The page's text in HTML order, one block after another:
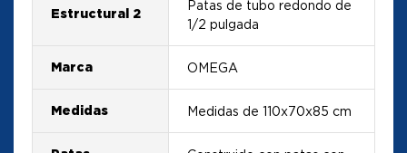
Estructural 2
Patas de tubo redondo de
1/2 pulgada
Marca OMEGA
Medidas Medidas de 110x70x85 cm